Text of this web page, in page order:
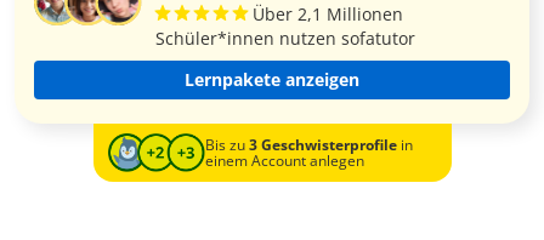
Über 2,1 Millionen
Schüler*innen nutzen sofatutor
Lernpakete anzeigen
Bis zu3 Geschwisterprofilein
einem Account anlegen